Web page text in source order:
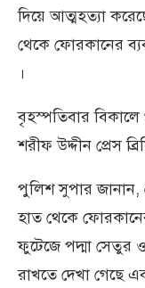
দি‌য়ে আত্মহত‌্যা
থে‌কে ফোরকা‌নের
।
বৃহস্পতিবার
শরীফ উদ্দীন প্রেস
পু‌লিশ সুপার
হাত থে‌কে
ফুটেজে পদ্মা সেতুর
রাখ‌তে দেখা গে‌ছে